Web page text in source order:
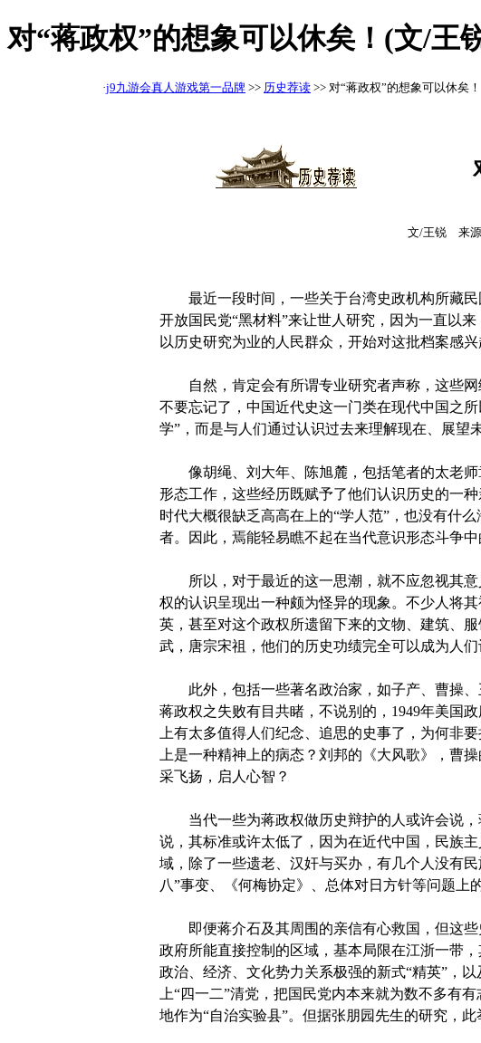
对“蒋政权”的想象可以休矣！(文/
·j9九游会真人游戏第一品牌 >> 历史荐读 >> 对“蒋政权”的想象可以休矣！
文/王锐 来源
最近一段时间，一些关于台湾史政机构所藏民
开放国民党“黑材料”来让世人研究，因为一直以
以历史研究为业的人民群众，开始对这批档案感
自然，肯定会有所谓专业研究者声称，这些网
不要忘记了，中国近代史这一门类在现代中国之
学”，而是与人们通过认识过去来理解现在、展望
像胡绳、刘大年、陈旭麓，包括笔者的太老师
形态工作，这些经历既赋予了他们认识历史的一
时代大概很缺乏高高在上的“学人范”，也没有什
者。因此，焉能轻易瞧不起在当代意识形态斗争中
所以，对于最近的这一思潮，就不应忽视其意
权的认识呈现出一种颇为怪异的现象。不少人将
英，甚至对这个政权所遗留下来的文物、建筑、
武，唐宗宋祖，他们的历史功绩完全可以成为人
此外，包括一些著名政治家，如子产、曹操、
蒋政权之失败有目共睹，不说别的，1949年美国
上有太多值得人们纪念、追思的史事了，为何非
上是一种精神上的病态？刘邦的《大风歌》，曹
采飞扬，启人心智？
当代一些为蒋政权做历史辩护的人或许会说，
说，其标准或许太低了，因为在近代中国，民族
域，除了一些遗老、汉奸与买办，有几个人没有
八”事变、《何梅协定》、总体对日方针等问题上
即便蒋介石及其周围的亲信有心救国，但这些
政府所能直接控制的区域，基本局限在江浙一带
政治、经济、文化势力关系极强的新式“精英”，
上“四一二”清党，把国民党内本来就为数不多有
地作为“自治实验县”。但据张朋园先生的研究，